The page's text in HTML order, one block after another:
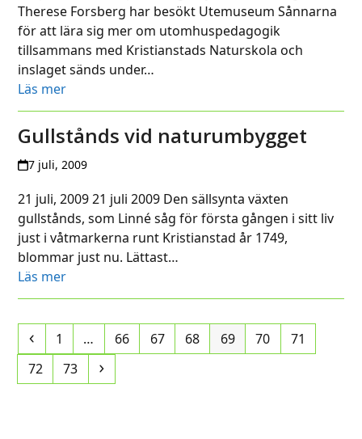
Therese Forsberg har besökt Utemuseum Sånnarna
för att lära sig mer om utomhuspedagogik
tillsammans med Kristianstads Naturskola och
inslaget sänds under…
Läs mer
Gullstånds vid naturumbygget
7 juli, 2009
21 juli, 2009 21 juli 2009 Den sällsynta växten
gullstånds, som Linné såg för första gången i sitt liv
just i våtmarkerna runt Kristianstad år 1749,
blommar just nu. Lättast…
Läs mer
Previous
Page
1 … Page
66 Page
67 Page
68 Page
69 Page
70 Page
71
Page
72 Page
73 Next